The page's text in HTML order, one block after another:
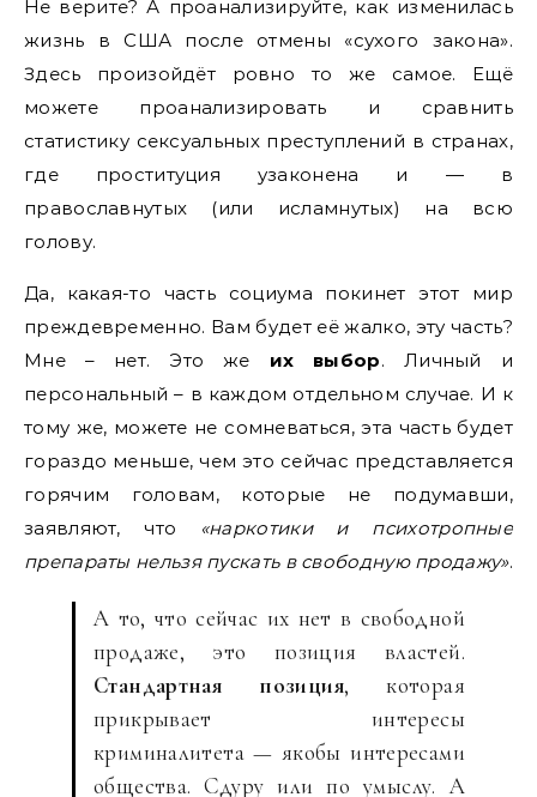
Не верите? А проанализируйте, как изменилась
жизнь в США после отмены «сухого закона».
Здесь произойдёт ровно то же самое. Ещё
можете проанализировать и сравнить
статистику сексуальных преступлений в странах,
где проституция узаконена и — в
православнутых (или исламнутых) на всю
голову.
Да, какая-то часть социума покинет этот мир
преждевременно. Вам будет её жалко, эту часть?
Мне – нет. Это же их выбор. Личный и
персональный – в каждом отдельном случае. И к
тому же, можете не сомневаться, эта часть будет
гораздо меньше, чем это сейчас представляется
горячим головам, которые не подумавши,
заявляют, что
«наркотики и психотропные
препараты нельзя пускать в свободную продажу».
А то, что сейчас их нет в свободной
продаже, это позиция властей.
Стандартная позиция, которая
прикрывает интересы
криминалитета — якобы интересами
общества. Сдуру или по умыслу. А